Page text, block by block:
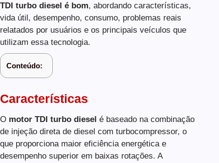
TDI turbo diesel é bom, abordando características,
vida útil, desempenho, consumo, problemas reais
relatados por usuários e os principais veículos que
utilizam essa tecnologia.
Conteúdo:
Características
O motor TDI turbo diesel é baseado na combinação
de injeção direta de diesel com turbocompressor, o
que proporciona maior eficiência energética e
desempenho superior em baixas rotações. A